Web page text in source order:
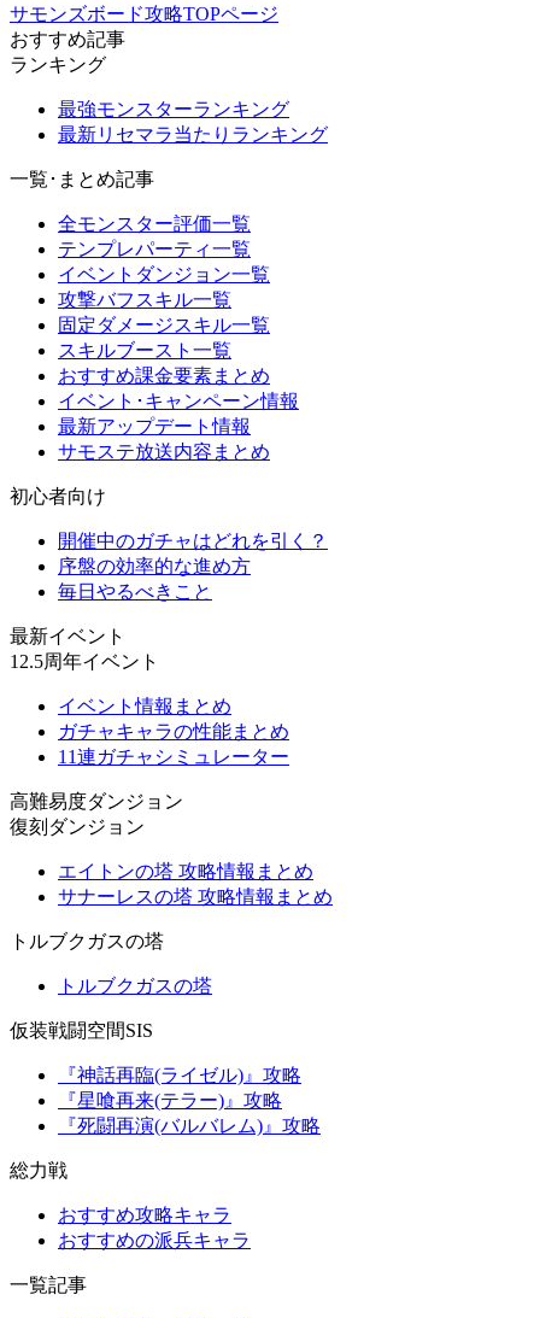
サモンズボード攻略TOPページ
おすすめ記事
ランキング
最強モンスターランキング
最新リセマラ当たりランキング
一覧･まとめ記事
全モンスター評価一覧
テンプレパーティ一覧
イベントダンジョン一覧
攻撃バフスキル一覧
固定ダメージスキル一覧
スキルブースト一覧
おすすめ課金要素まとめ
イベント･キャンペーン情報
最新アップデート情報
サモステ放送内容まとめ
初心者向け
開催中のガチャはどれを引く？
序盤の効率的な進め方
毎日やるべきこと
最新イベント
12.5周年イベント
イベント情報まとめ
ガチャキャラの性能まとめ
11連ガチャシミュレーター
高難易度ダンジョン
復刻ダンジョン
エイトンの塔 攻略情報まとめ
サナーレスの塔 攻略情報まとめ
トルブクガスの塔
トルブクガスの塔
仮装戦闘空間SIS
『神話再臨(ライゼル)』攻略
『星喰再来(テラー)』攻略
『死闘再演(バルバレム)』攻略
総力戦
おすすめ攻略キャラ
おすすめの派兵キャラ
一覧記事